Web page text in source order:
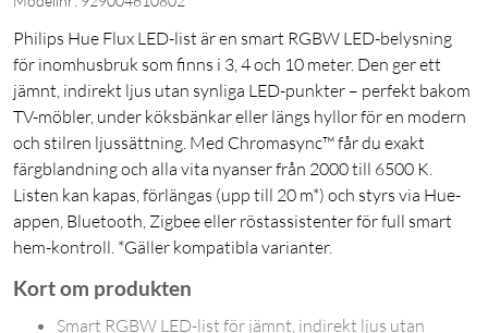
Philips Hue Flux LED-list är en smart RGBW LED-belysning
för inomhusbruk som finns i 3, 4 och 10 meter. Den ger ett
jämnt, indirekt ljus utan synliga LED-punkter – perfekt bakom
TV-möbler, under köksbänkar eller längs hyllor för en modern
och stilren ljussättning. Med Chromasync™ får du exakt
färgblandning och alla vita nyanser från 2000 till 6500 K.
Listen kan kapas, förlängas (upp till 20 m*) och styrs via Hue-
appen, Bluetooth, Zigbee eller röstassistenter för full smart
hem-kontroll. *Gäller kompatibla varianter.
Kort om produkten
Smart RGBW LED-list för jämnt, indirekt ljus utan